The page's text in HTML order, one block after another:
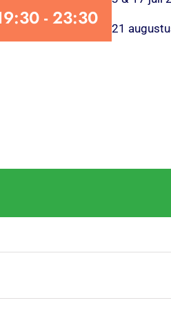
- 23:30 21